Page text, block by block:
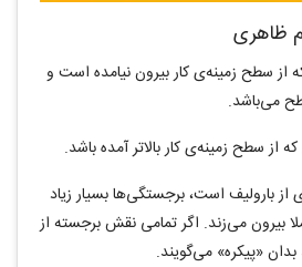
ظاهری
سطح زمینه‌‌ی کار بیرون نیامده است و
می‌باشد.
از سطح زمینه‌ی کار بالاتر آمده باشد.
بارولیف است، برجستگی‌ها بسیار زیاد
بیرون می‌زند. اگر تمامی نقش برجسته از
«پیکره» می‌گویند.